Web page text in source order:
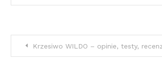
Nawigacja
Krzesiwo WILDO – opinie, testy,